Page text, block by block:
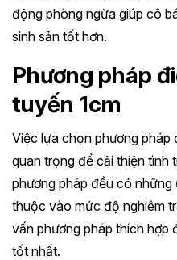
động phòng ngừa giúp cô
sinh sản tốt hơn.
Phương pháp
tuyến 1cm
Việc lựa chọn phương pháp
quan trọng để cải thiện tình
phương pháp đều có
thuộc vào mức độ nghiêm
vấn phương pháp thích hợp
tốt nhất.